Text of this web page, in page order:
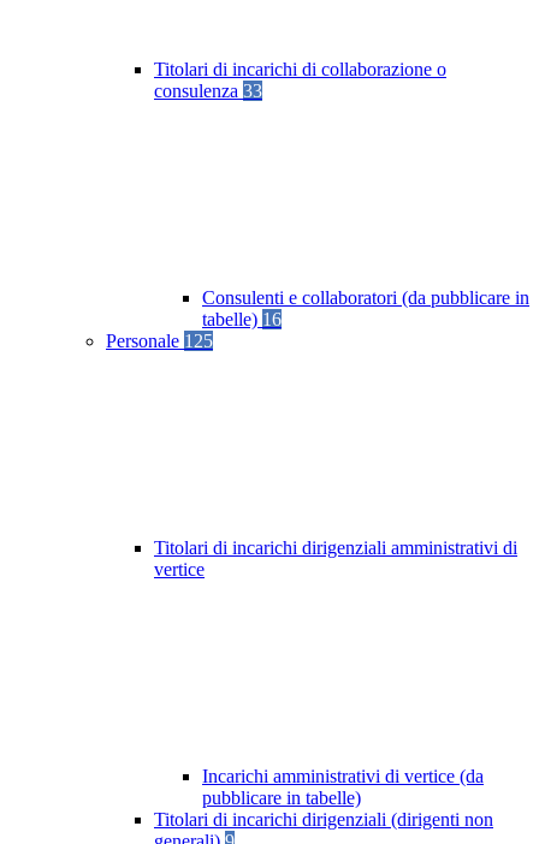
Titolari di incarichi di collaborazione o
consulenza 33
Consulenti e collaboratori (da pubblicare in
tabelle) 16
Personale 125
Titolari di incarichi dirigenziali amministrativi di
vertice
Incarichi amministrativi di vertice (da
pubblicare in tabelle)
Titolari di incarichi dirigenziali (dirigenti non